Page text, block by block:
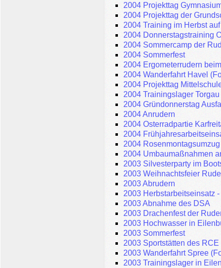
2004 Projekttag
2004 Projekttag der
2004 Training im Herbst
2004 Donnerstagstraining
2004 Sommercamp der
2004 Sommerfest
2004 Ergometerrudern
2004 Wanderfahrt Havel
2004 Projekttag
2004 Trainingslager Torgau
2004 Gründonnerstag
2004 Anrudern
2004 Osterradpartie
2004
2004 Rosenmontagsumzug
2004 Umbaumaßnahmen
2003 Silvesterparty im
2003 Weihnachtsfeier
2003 Abrudern
2003 Herbstarbeitseinsatz
2003 Abnahme des DSA
2003 Drachenfest der
2003 Hochwasser in
2003 Sommerfest
2003 Sportstätten des RCE
2003 Wanderfahrt Spree
2003 Trainingslager in